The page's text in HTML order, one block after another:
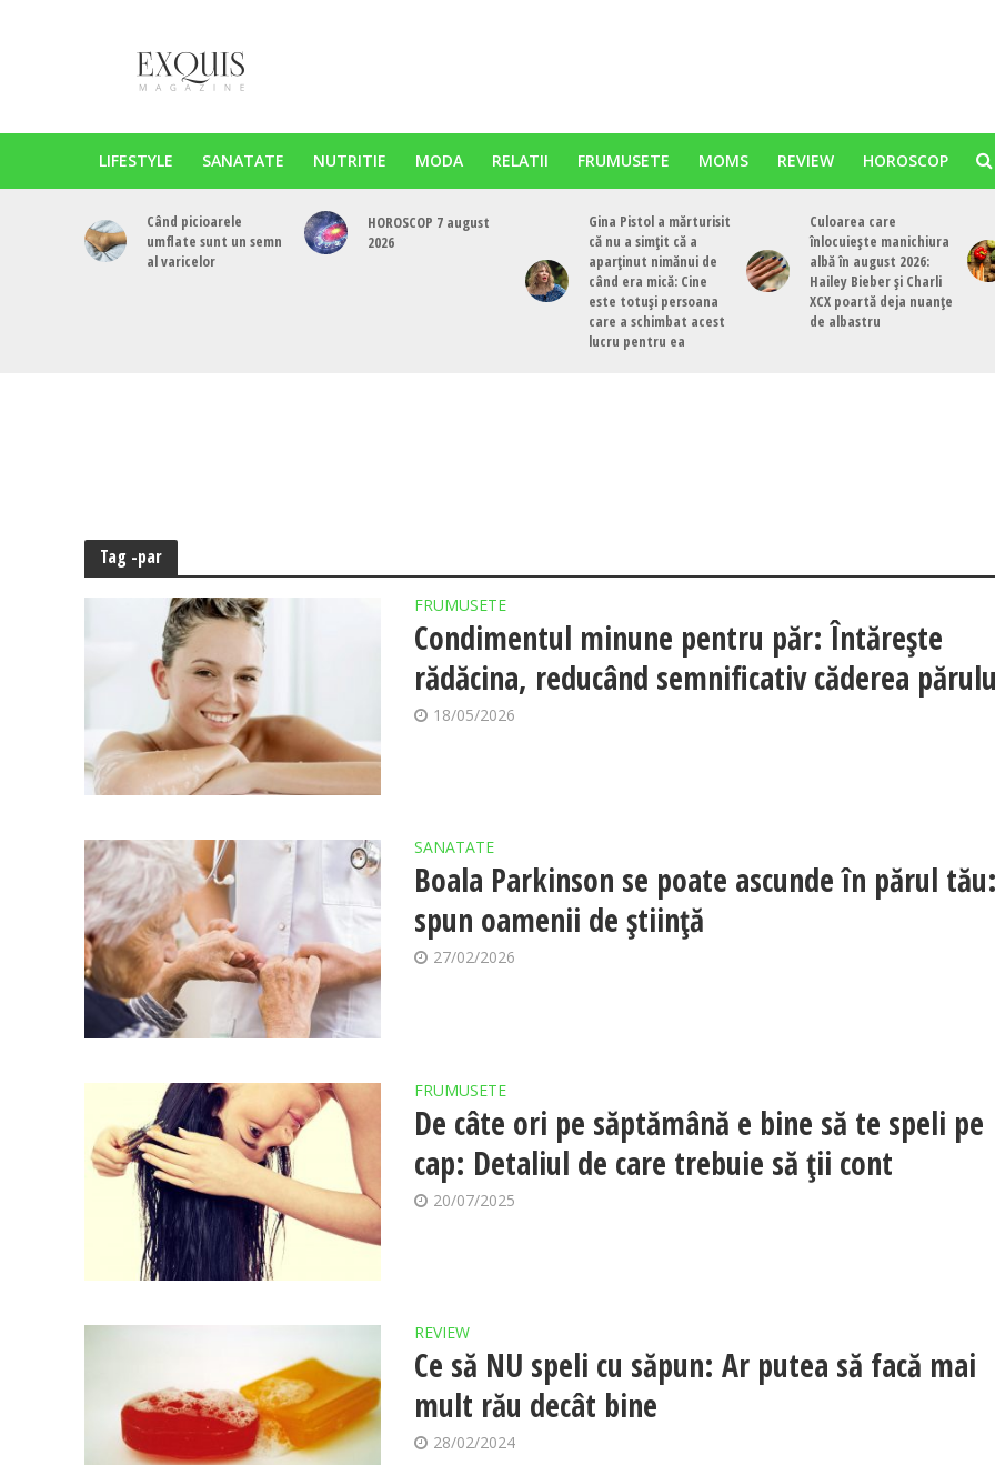
LIFESTYLE SANATATE NUTRITIE MODA RELATII FRUMUSETE MOMS REVIEW HOROSCOP
Când picioarele
umflate sunt un semn
al varicelor
HOROSCOP 7 august
2026
Gina Pistol a mărturisit
că nu a simțit că a
aparținut nimănui de
când era mică: Cine
este totuși persoana
care a schimbat acest
lucru pentru ea
Culoarea care
înlocuiește manichiura
albă în august 2026:
Hailey Bieber și Charli
XCX poartă deja nuanțe
de albastru
Tag -par
FRUMUSETE
Condimentul minune pentru păr: Întărește
rădăcina, reducând semnificativ căderea
18/05/2026
SANATATE
Boala Parkinson se poate ascunde în părul
spun oamenii de știință
27/02/2026
FRUMUSETE
De câte ori pe săptămână e bine să te speli pe
cap: Detaliul de care trebuie să ții cont
20/07/2025
REVIEW
Ce să NU speli cu săpun: Ar putea să facă mai
mult rău decât bine
28/02/2024